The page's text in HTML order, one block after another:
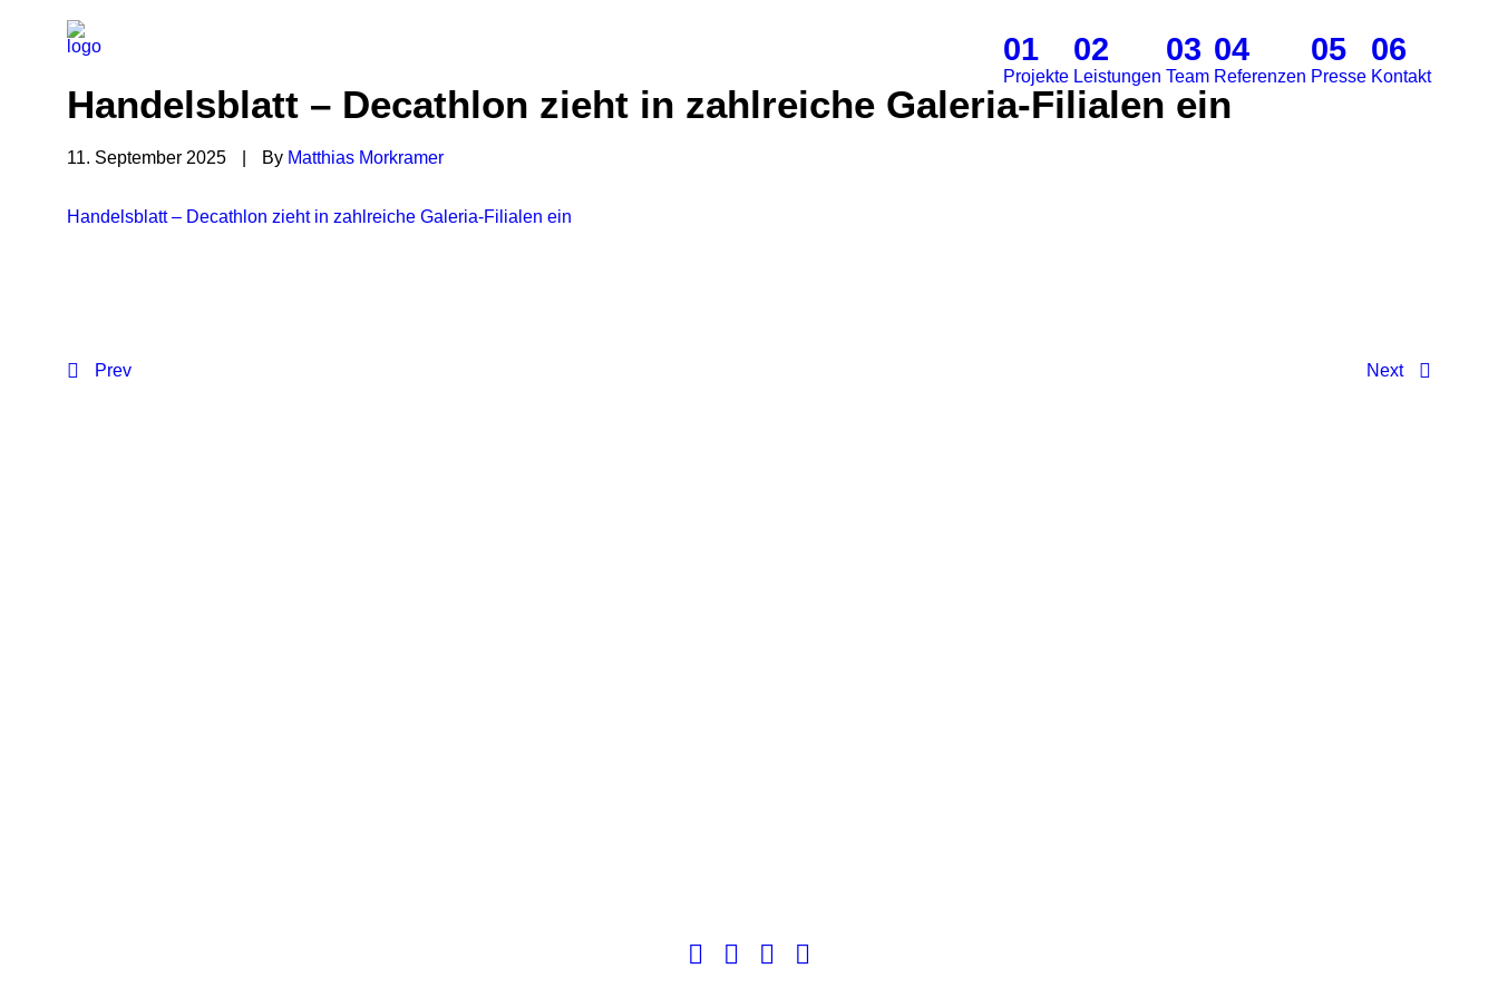
01
Projekte
02
Leistungen
03
Team
04
Referenzen
05
Presse
06
Kontakt
Handelsblatt – Decathlon zieht in zahlreiche Galeria-Filialen ein
11. September 2025 By Matthias Morkramer
Handelsblatt – Decathlon zieht in zahlreiche Galeria-Filialen ein
Prev Next